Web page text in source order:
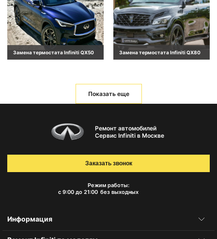
Замена термостата Infiniti QX50 Замена термостата Infiniti QX80
Показать еще
Ремонт автомобилей
Сервис Infiniti в Москве
Режим работы:
с 9:00 до 21:00 без выходных
Заказать звонок
Информация